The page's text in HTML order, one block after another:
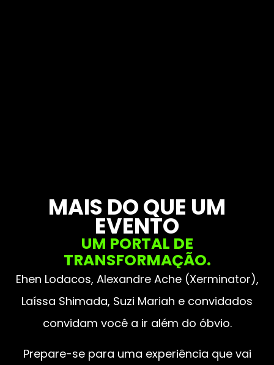
MAIS DO QUE UM
EVENTO
UM PORTAL DE
TRANSFORMAÇÃO.
Ehen Lodacos, Alexandre Ache (Xerminator),
Laíssa Shimada, Suzi Mariah e convidados
convidam você a ir além do óbvio.
Prepare-se para uma experiência que vai